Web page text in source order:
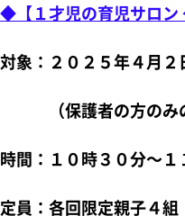
◆【１才児の育児サロン
対象：２０２５年４月
（保護者の方のみの
時間：１０時３０分～１
定員：各回限定親子４組